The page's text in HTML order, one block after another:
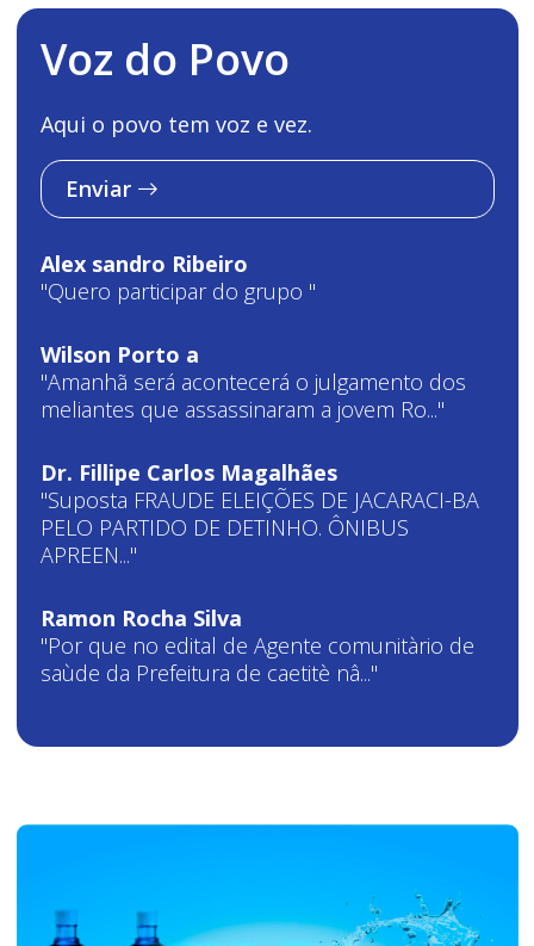
Voz do Povo
Aqui o povo tem voz e vez.
Enviar
Alex sandro Ribeiro
"Quero participar do grupo "
Wilson Porto a
"Amanhã será acontecerá o julgamento dos
meliantes que assassinaram a jovem Ro..."
Dr. Fillipe Carlos Magalhães
"Suposta FRAUDE ELEIÇÕES DE JACARACI-BA
PELO PARTIDO DE DETINHO. ÔNIBUS
APREEN..."
Ramon Rocha Silva
"Por que no edital de Agente comunitàrio de
saùde da Prefeitura de caetitè nâ..."